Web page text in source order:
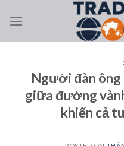
Người đàn
giữa đường
khiến cả